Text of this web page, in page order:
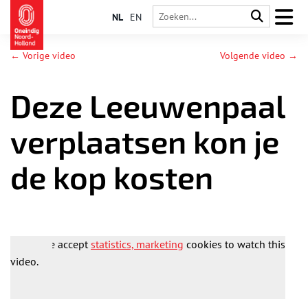
NL EN
← Vorige video Volgende video →
Deze Leeuwenpaal
verplaatsen kon je
de kop kosten
Please acceptstatistics, marketing cookies to watch this
video.